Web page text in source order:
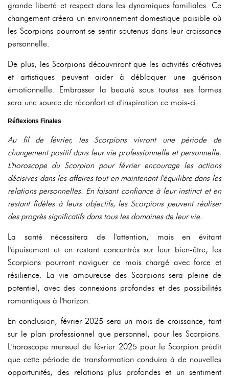
grande liberté et respect dans les dynamiques familiales. Ce
changement créera un environnement domestique paisible où
les Scorpions pourront se sentir soutenus dans leur croissance
personnelle.
De plus, les Scorpions découvriront que les activités créatives
et artistiques peuvent aider à débloquer une guérison
émotionnelle. Embrasser la beauté sous toutes ses formes
sera une source de réconfort et d'inspiration ce mois-ci.
Réflexions Finales
Au fil de février, les Scorpions vivront une période de
changement positif dans leur vie professionnelle et personnelle.
L'horoscope du Scorpion pour février encourage les actions
décisives dans les affaires tout en maintenant l'équilibre dans les
relations personnelles. En faisant confiance à leur instinct et en
restant fidèles à leurs objectifs, les Scorpions peuvent réaliser
des progrès significatifs dans tous les domaines de leur vie.
La santé nécessitera de l'attention, mais en évitant
l'épuisement et en restant concentrés sur leur bien-être, les
Scorpions pourront naviguer ce mois chargé avec force et
résilience. La vie amoureuse des Scorpions sera pleine de
potentiel, avec des connexions profondes et des possibilités
romantiques à l'horizon.
En conclusion, février 2025 sera un mois de croissance, tant
sur le plan professionnel que personnel, pour les Scorpions.
L'horoscope mensuel de février 2025 pour le Scorpion prédit
que cette période de transformation conduira à de nouvelles
opportunités, des relations plus profondes et un sentiment